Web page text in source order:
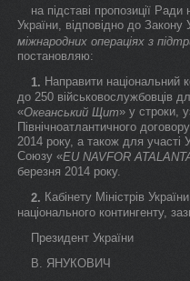
на підставі пропозиції
України, відповідно до Закону
міжнародних операціях з
постановляю:
1. Направити національний
до 250 військовослужбовців
«Океанський Щит» у строки,
Північноатлантичного
2014 року, а також для участі
Союзу «EU NAVFOR
березня 2014 року.
2. Кабінету Міністрів
національного контингенту,
Президент України
В. ЯНУКОВИЧ